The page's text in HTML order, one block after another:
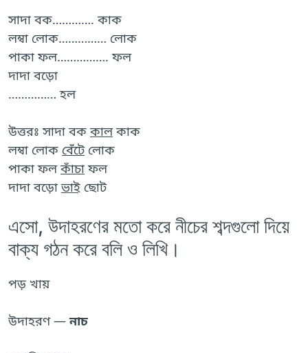
সাদা বক…………. কাক
লম্বা লোক…………… লোক
পাকা ফল……………. ফল
দাদা বড়ো
…………… হল
উত্তরঃ সাদা বক কালকাক
লম্বা লোক বেঁটেলোক
পাকা ফল কাঁচাফল
দাদা বড়ো ভাই ছোট
এসো, উদাহরণের মতো করে নীচের শব্দগুলো দিয়ে
বাক্য গঠন করে বলি ও লিখি।
পড় খায়
উদাহরণ —নাচ